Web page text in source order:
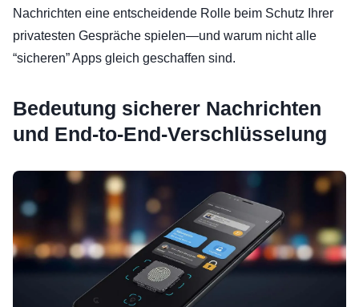
Nachrichten eine entscheidende Rolle beim Schutz Ihrer
privatesten Gespräche spielen—und warum nicht alle
“sicheren” Apps gleich geschaffen sind.
Bedeutung sicherer Nachrichten
und End-to-End-Verschlüsselung